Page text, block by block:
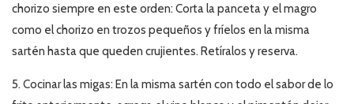
chorizo siempre en este orden: Corta la panceta y el magro
como el chorizo en trozos pequeños y fríelos en la misma
sartén hasta que queden crujientes. Retíralos y reserva.
5. Cocinar las migas: En la misma sartén con todo el sabor de lo